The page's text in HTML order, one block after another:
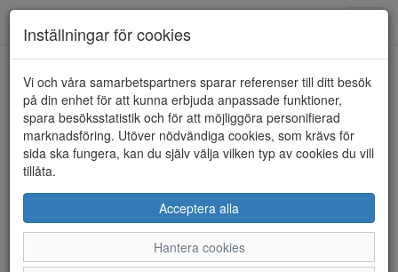
HEM ROLLINGSOFT BY GABOR
Inställningar för cookies
Vi och våra samarbetspartners sparar referenser till ditt besök
på din enhet för att kunna erbjuda anpassade funktioner,
spara besöksstatistik och för att möjliggöra personifierad
marknadsföring. Utöver nödvändiga cookies, som krävs för
sida ska fungera, kan du själv välja vilken typ av cookies du vill
tillåta.
Acceptera alla
Hantera cookies